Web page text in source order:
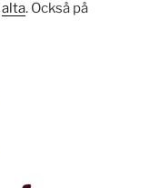
alta. Också på